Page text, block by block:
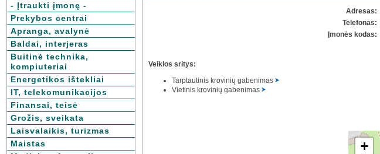
- Įtraukti įmonę -
Prekybos centrai
Apranga, avalynė
Baldai, interjeras
Buitinė technika,
kompiuteriai
Energetikos ištekliai
IT, telekomunikacijos
Finansai, teisė
Grožis, sveikata
Laisvalaikis, turizmas
Maistas
Adresas:
Telefonas:
Įmonės kodas:
Veiklos sritys:
Tarptautinis krovinių gabenimas
Vietinis krovinių gabenimas
+